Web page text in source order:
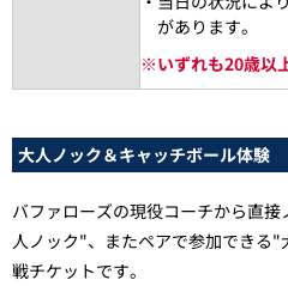
があります。
※いずれも20歳以
大人ノック＆キャッチボール体験
バファローズの現役コーチから直
人ノック"、またペアで参加できる
戦チケットです。